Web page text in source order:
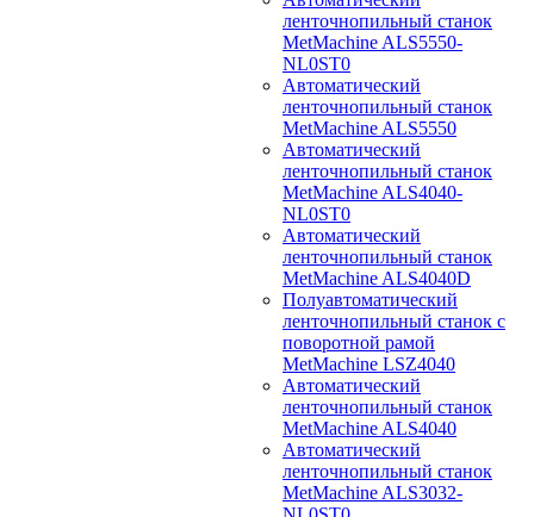
ленточнопильный станок
MetMachine ALS5550-
NL0ST0
Автоматический
ленточнопильный станок
MetMachine ALS5550
Автоматический
ленточнопильный станок
MetMachine ALS4040-
NL0ST0
Автоматический
ленточнопильный станок
MetMachine ALS4040D
Полуавтоматический
ленточнопильный станок с
поворотной рамой
MetMachine LSZ4040
Автоматический
ленточнопильный станок
MetMachine ALS4040
Автоматический
ленточнопильный станок
MetMachine ALS3032-